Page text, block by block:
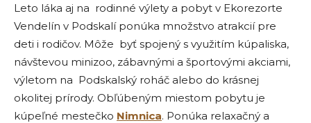
Leto láka aj na rodinné výlety a pobyt v Ekorezorte
Vendelín v Podskalí ponúka množstvo atrakcií pre
deti i rodičov. Môže byť spojený s využitím kúpaliska,
návštevou minizoo, zábavnými a športovými akciami,
výletom na Podskalský roháč alebo do krásnej
okolitej prírody. Obľúbeným miestom pobytu je
kúpeľné mestečko Nimnica. Ponúka relaxačný a